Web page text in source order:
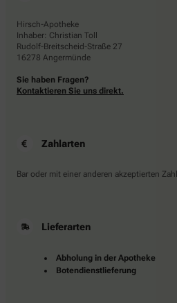
Hirsch-Apotheke
Inhaber: Christian Toll
Rudolf-Breitscheid-Straße 27
16278 Angermünde
Sie haben Fragen?
Kontaktieren Sie uns direkt.
Zahlarten
Bar oder mit einer anderen akzeptierten
Lieferarten
Abholung in der Apotheke
Botendienstlieferung